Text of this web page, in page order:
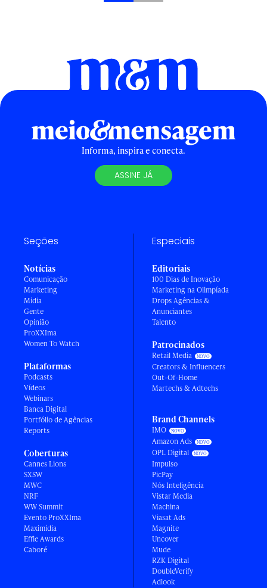
Informa, inspira e conecta.
ASSINE JÁ
Seções
Notícias
Comunicação
Marketing
Mídia
Gente
Opinião
ProXXIma
Women To Watch
Plataformas
Podcasts
Vídeos
Webinars
Banca Digital
Portfólio de Agências
Reports
Coberturas
Cannes Lions
SXSW
MWC
NRF
WW Summit
Evento ProXXIma
Maximídia
Effie Awards
Caboré
Especiais
Editoriais
100 Dias de Inovação
Marketing na Olimpíada
Drops Agências &
Anunciantes
Talento
Patrocinados
Retail Media
Creators & Influencers
Out-Of-Home
Martechs & Adtechs
Brand Channels
IMO
Amazon Ads
OPL Digital
Impulso
PicPay
Nós Inteligência
Vistar Media
Machina
Viasat Ads
Magnite
Uncover
Mude
RZK Digital
DoubleVerify
Adlook